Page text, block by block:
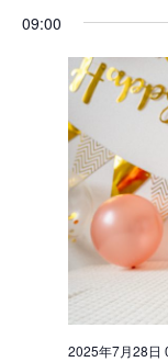
選
09:00
2025年7月28日